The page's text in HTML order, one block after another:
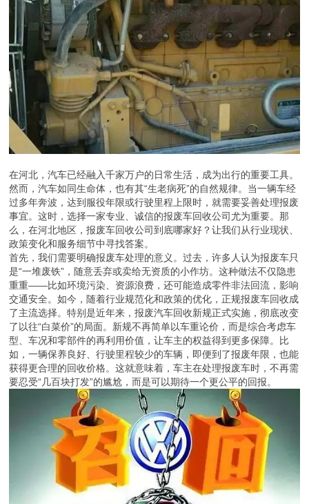
在河北，汽车已经融入千家万户的日常生活，成为出行的重要工具。
然而，汽车如同生命体，也有其“生老病死”的自然规律。当一辆车经
过多年奔波，达到服役年限或行驶里程上限时，就需要妥善处理报废
事宜。这时，选择一家专业、诚信的报废车回收公司尤为重要。那
么，在河北地区，报废车回收公司到底哪家好？让我们从行业现状、
政策变化和服务细节中寻找答案。
首先，我们需要明确报废车处理的意义。过去，许多人认为报废车只
是“一堆废铁”，随意丢弃或卖给无资质的小作坊。这种做法不仅隐患
重重——比如环境污染、资源浪费，还可能造成零件非法回流，影响
交通安全。如今，随着行业规范化和政策的优化，正规报废车回收成
了主流选择。特别是近年来，报废汽车回收新规正式实施，彻底改变
了以往“白菜价”的局面。新规不再简单以车重论价，而是综合考虑车
型、车况和零部件的再利用价值，让车主的权益得到更多保障。比
如，一辆保养良好、行驶里程较少的车辆，即便到了报废年限，也能
获得更合理的回收价格。这就意味着，车主在处理报废车时，不再需
要忍受“几百块打发”的尴尬，而是可以期待一个更公平的回报。